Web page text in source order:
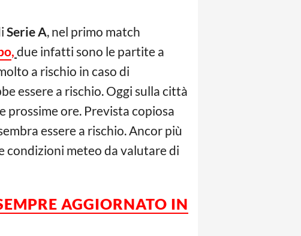
Serie A, nel primo match
, due infatti sono le partite a
a rischio in caso di
essere a rischio. Oggi sulla città
prossime ore. Prevista copiosa
essere a rischio. Ancor più
condizioni meteo da valutare di
AGGIORNATO IN